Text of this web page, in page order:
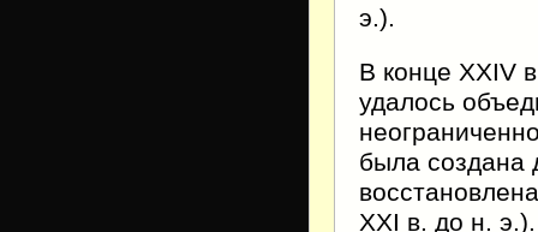
э.).
В конце XXIV
удалось
была создана
XXI в. до н.